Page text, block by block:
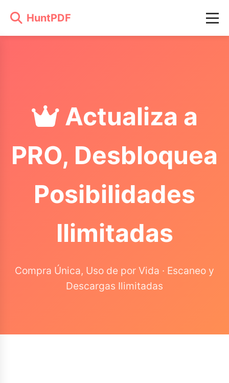
HuntPDF
Actualiza a
PRO, Desbloquea
Posibilidades
Ilimitadas
Compra Única, Uso de por Vida · Escaneo y
Descargas Ilimitadas